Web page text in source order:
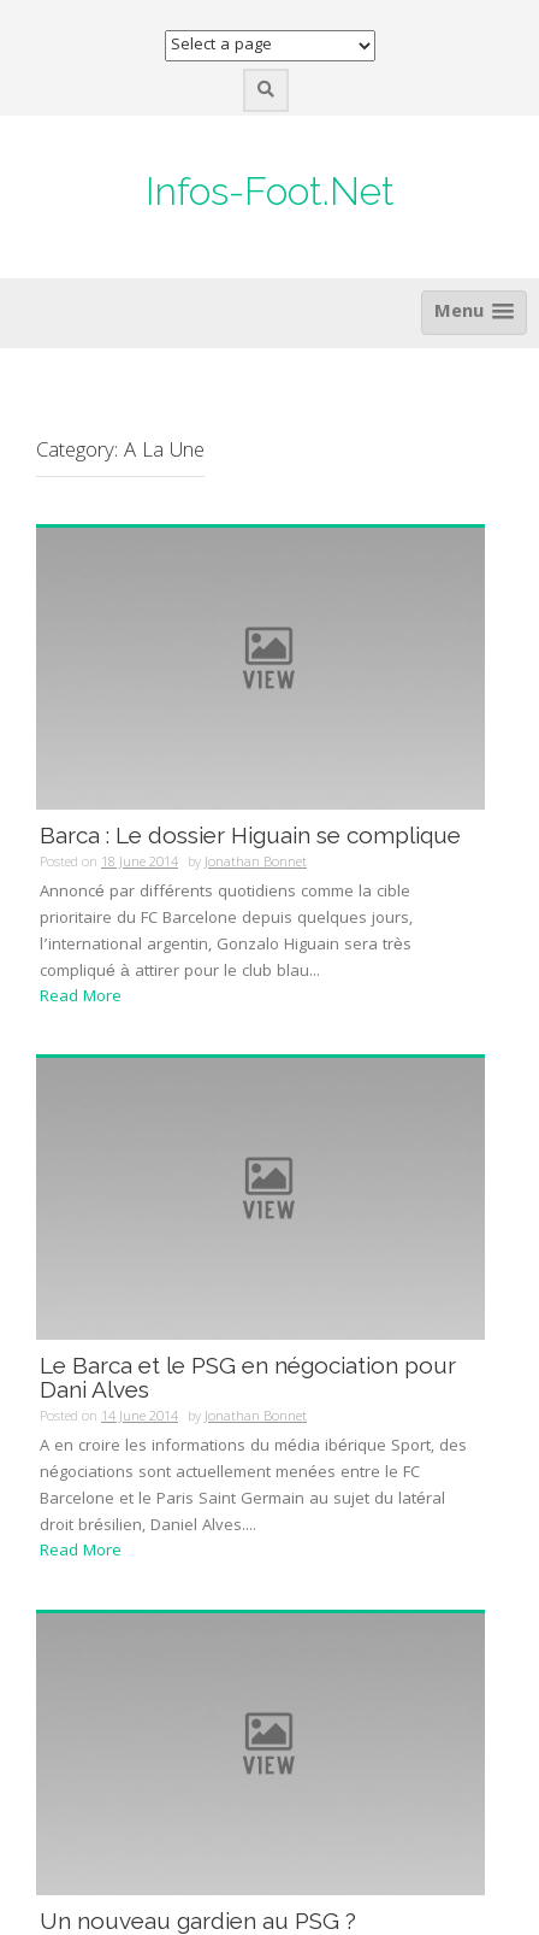
Infos-Foot.Net
Menu
Category: A La Une
Barca : Le dossier Higuain se complique
Posted on 18 June 2014 byJonathan Bonnet
Annoncé par différents quotidiens comme la cible
prioritaire du FC Barcelone depuis quelques jours,
l’international argentin, Gonzalo Higuain sera très
compliqué à attirer pour le club blau...
Read More
Le Barca et le PSG en négociation pour
Dani Alves
Posted on 14 June 2014 byJonathan Bonnet
A en croire les informations du média ibérique Sport, des
négociations sont actuellement menées entre le FC
Barcelone et le Paris Saint Germain au sujet du latéral
droit brésilien, Daniel Alves....
Read More
Un nouveau gardien au PSG ?